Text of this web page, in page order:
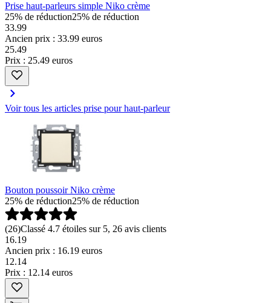
Prise haut-parleurs simple Niko crème
25% de réduction25% de réduction
33.99
Ancien prix : 33.99 euros
25.49
Prix : 25.49 euros
Voir tous les articles prise pour haut-parleur
Bouton poussoir Niko crème
25% de réduction25% de réduction
(26)Classé 4.7 étoiles sur 5, 26 avis clients
16.19
Ancien prix : 16.19 euros
12.14
Prix : 12.14 euros